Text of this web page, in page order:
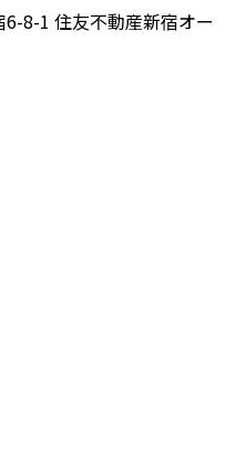
8-1 住友不動産新宿オー